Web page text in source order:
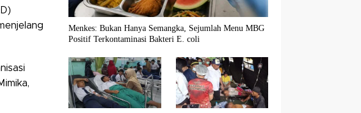
Menkes: Bukan Hanya Semangka, Sejumlah Menu MBG
Positif Terkontaminasi Bakteri E. coli